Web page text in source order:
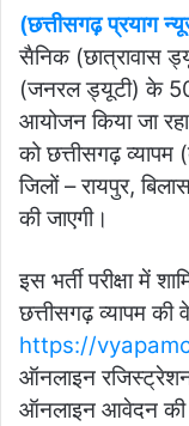
(छत्तीसगढ़ प्रयाग
सैनिक (छात्रावास
(जनरल ड्यूटी) के 500
आयोजन किया जा
को छत्तीसगढ़ व्यापम
जिलों – रायपुर,
की जाएगी।
इस भर्ती परीक्षा में
छत्तीसगढ़ व्यापम की
https://
ऑनलाइन
ऑनलाइन आवेदन की